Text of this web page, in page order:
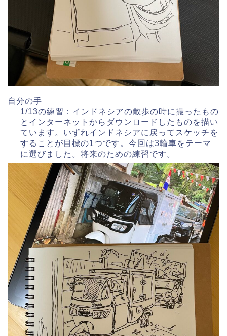
自分の手
1/13の練習：インドネシアの散歩の時に撮ったもの
とインターネットからダウンロードしたものを描い
ています。いずれインドネシアに戻ってスケッチを
することが目標の1つです。今回は3輪車をテーマ
に選びました。将来のための練習です。